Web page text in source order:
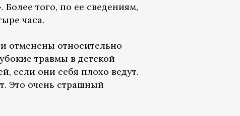
того, по ее сведениям,
часа.
отменены относительно
травмы в детской
если они себя плохо ведут.
Это очень страшный